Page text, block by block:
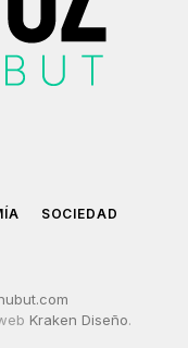
SOCIEDAD
Kraken Diseño.